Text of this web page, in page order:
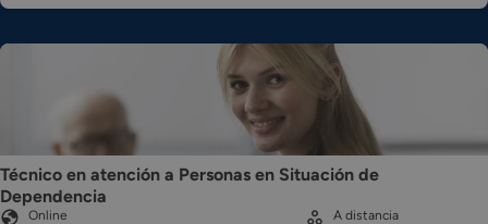
Técnico en atención a Personas en Situación de
Dependencia
Online
A distancia